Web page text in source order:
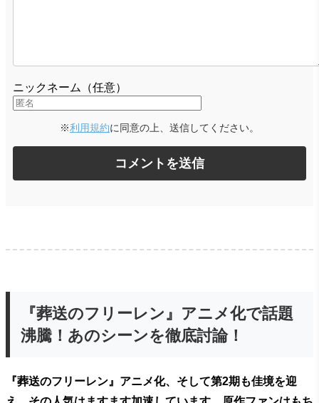
ニックネーム（任意）
※利用規約に同意の上、送信してください。
『葬送のフリーレン』アニメ化で話題
沸騰！あのシーンを徹底討論！
『葬送のフリーレン』アニメ化、そして第2期も佳境を迎